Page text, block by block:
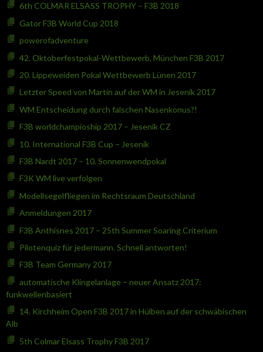
6th COLMAR ELSASS TROPHY – F3B 2018
Gator F3B World Cup 2018
powerofadventure
42. Oktoberfestpokal-Wettbewerb, München F3B 2017
20. Lippeweiden Pokal Wettbewerb Lünen 2017
Letzter Speed von Martin auf der WM in Jesenik 2017
WM Entscheidung durch falschen Nasenkonus?!
F3B worldchampioship 2017 – Jesenik CZ
10. International F3B Cup – Jesenik
F3B Nardt 2017 – 10. Sonnenwendpokal
F3K WM live verfolgen
Modellsegelfliegen im Rechtsraum Deutschland
Anmeldungen 2017
F3B Anthisnes 2017 – 25th Summer Soaring Criterium
Pilotenquiz für jedermann. Schnell antworten!
F3B Team Germany 2017
automatische Klingelanlage – neuer Ansatz 2017:
funkwellenbasiert
14. Kirchheim Open F3B 2017 in Hülben auf der schwäbischen
Alb
5th Colmar Elsass Trophy F3B 2017